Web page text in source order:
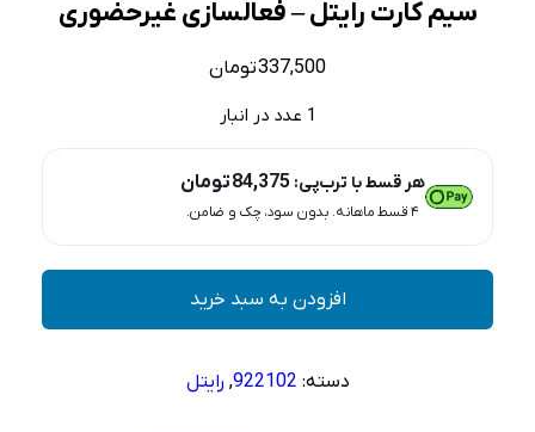
سیم کارت رایتل – فعالسازی غیرحضوری
337,500تومان
1 عدد در انبار
هر قسط با ترب‌پی: 84,375تومان
۴ قسط ماهانه. بدون سود، چک و ضامن.
سیم
رایتل
افزودن به سبد خرید
دسته: 922102
, رایتل